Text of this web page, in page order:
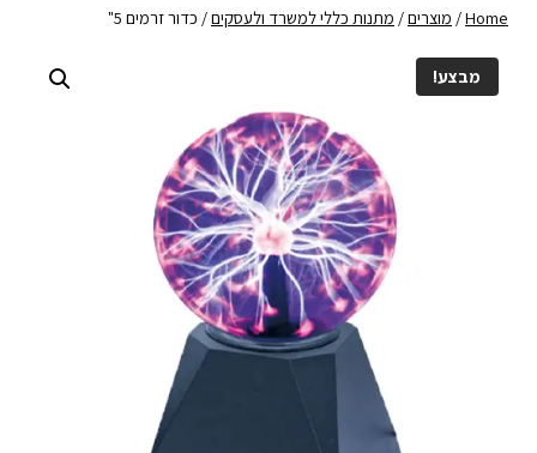
Home
/ מוצרים/ מתנות כללי למשרד ולעסקים/ כדור זרמים 5"
מבצע!